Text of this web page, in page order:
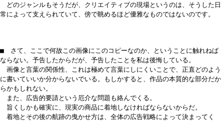
どのジャンルもそうだが、クリエイティブの現場というのは、そうした日
常によって支えられていて、傍で眺めるほど優雅なものではないのです。
■ さて、ここで何故この画像にこのコピーなのか、ということに触れねば
ならない。予告したからだが、予告したことを私は後悔している。
画像と言葉の関係性、これは極めて言葉にしにくいことで、正直どのよう
に書いていいか分からないでいる。もしかすると、作品の本質的な部分だか
らかもしれない。
また、広告的要請という厄介な問題も絡んでくる。
旨くしかも確実に、現実の商品に着地しなければならないからだ。
着地とその後の航跡の曳かせ方は、全体の広告戦略によって決まってく